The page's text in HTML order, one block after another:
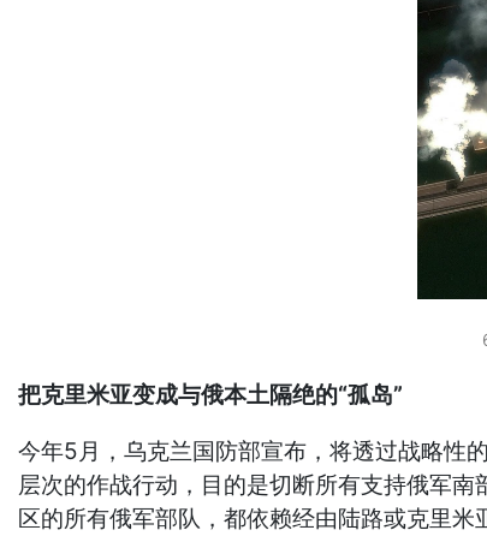
把克里米亚变成与俄本土隔绝的“孤岛”
今年5月，乌克兰国防部宣布，将透过战略性
层次的作战行动，目的是切断所有支持俄军
区的所有俄军部队，都依赖经由陆路或克里米